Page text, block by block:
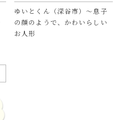
ゆいとくん（深谷市）〜息子
の顔のようで、かわいらしい
お人形